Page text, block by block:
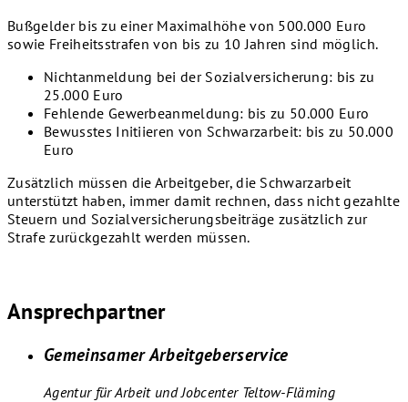
Bußgelder bis zu einer Maximalhöhe von 500.000 Euro
sowie Freiheitsstrafen von bis zu 10 Jahren sind möglich.
Nichtanmeldung bei der Sozialversicherung: bis zu
25.000 Euro
Fehlende Gewerbeanmeldung: bis zu 50.000 Euro
Bewusstes Initiieren von Schwarzarbeit: bis zu 50.000
Euro
Zusätzlich müssen die Arbeitgeber, die Schwarzarbeit
unterstützt haben, immer damit rechnen, dass nicht gezahlte
Steuern und Sozialversicherungsbeiträge zusätzlich zur
Strafe zurückgezahlt werden müssen.
Ansprechpartner
Gemeinsamer Arbeitgeberservice
Agentur für Arbeit und Jobcenter Teltow-Fläming